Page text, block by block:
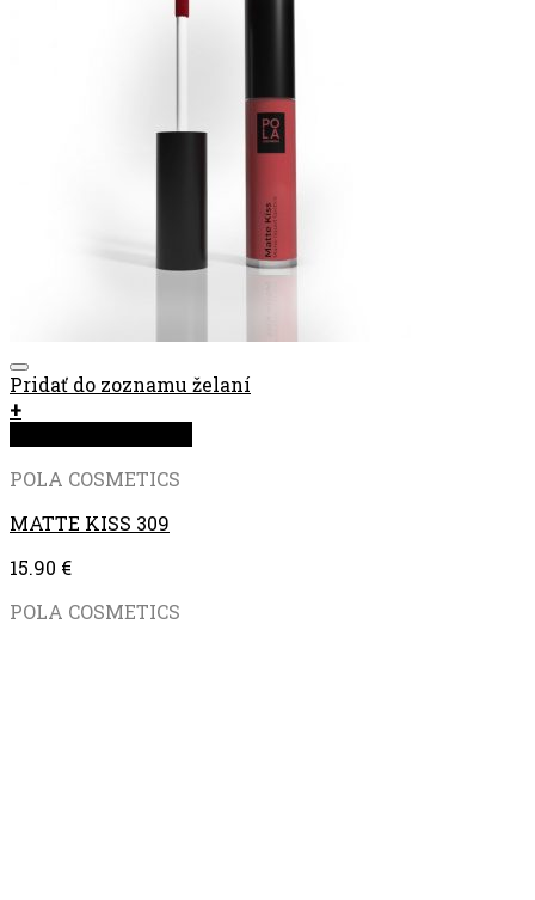
Pridať do zoznamu želaní
+
POLA COSMETICS
MATTE KISS 309
15.90 €
POLA COSMETICS